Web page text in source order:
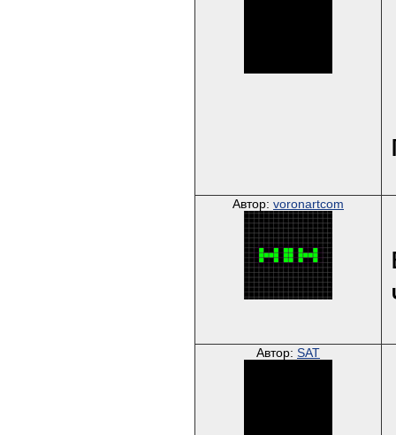
Автор: voronartcom
Автор: SAT